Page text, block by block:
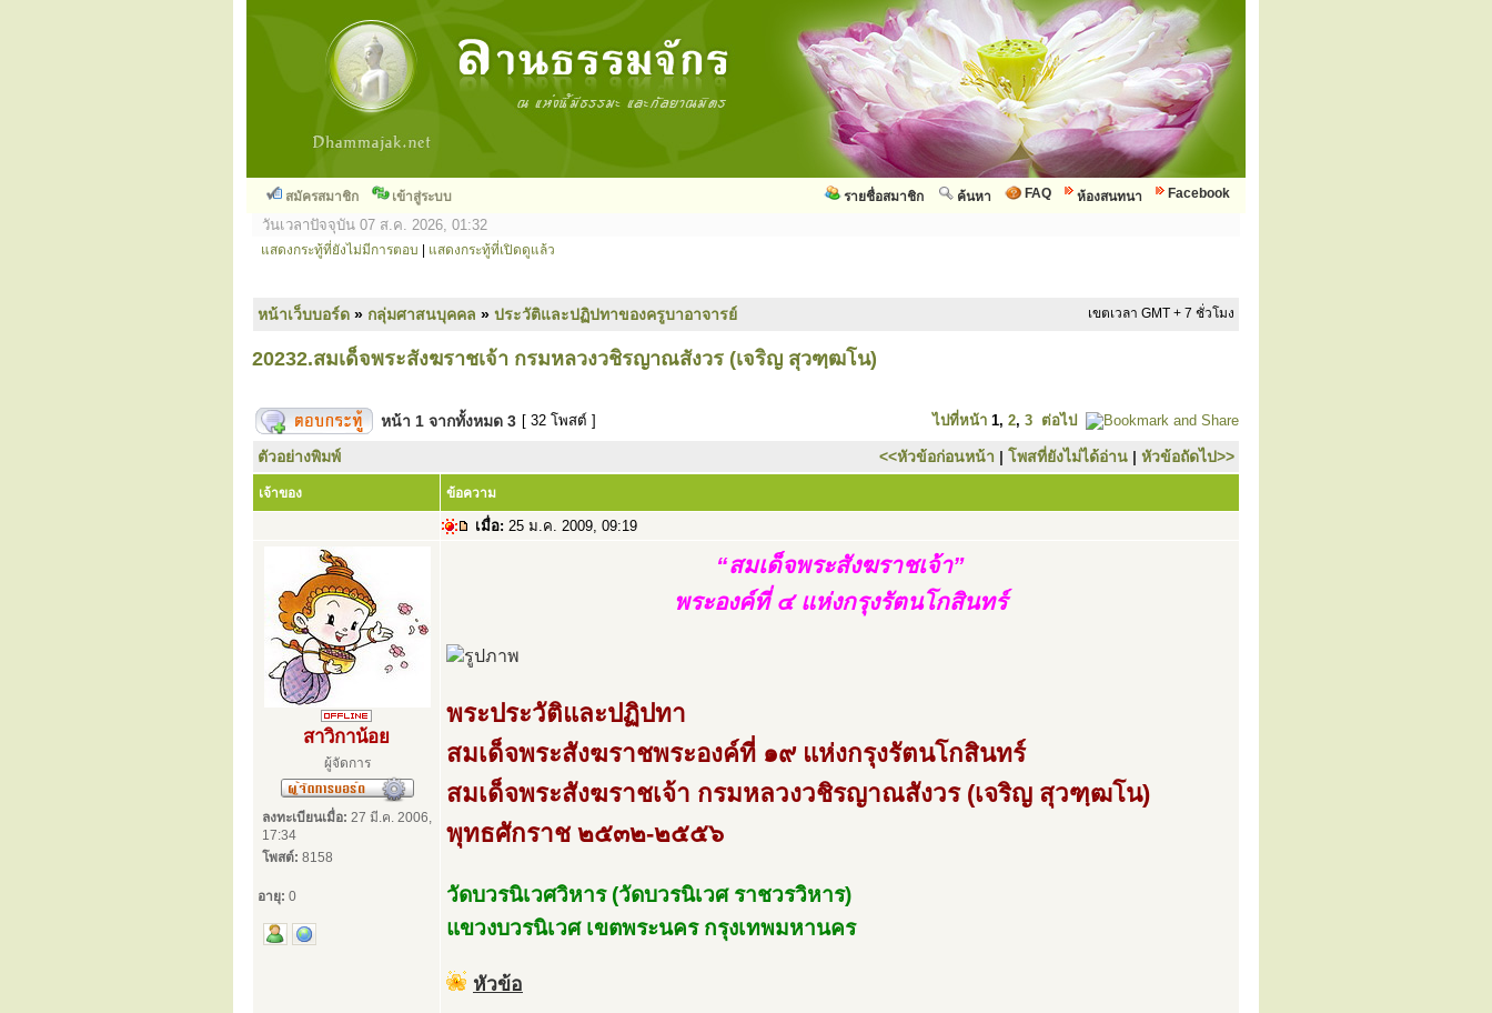
สมัครสมาชิก เข้าสู่ระบบ Facebook
ห้องสนทนา
FAQ
ค้นหา
รายชื่อสมาชิก
วันเวลาปัจจุบัน 07 ส.ค. 2026, 01:32
แสดงกระทู้ที่ยังไม่มีการตอบ แสดงกระทู้ที่เปิดดูแล้ว
หน้าเว็บบอร์ด » กลุ่มศาสนบุคคล » ประวัติและปฏิปทาของครูบาอาจารย์ เขตเวลา GMT + 7 ชั่วโมง
20232.สมเด็จพระสังฆราชเจ้า กรมหลวงวชิรญาณสังวร (เจริญ สุวฑฺฒโน)
หน้า 1 จากทั้งหมด 3 [ 32 โพสต์ ] ไปที่หน้า 1, 2, 3 ต่อไป
ตัวอย่างพิมพ์ <<หัวข้อก่อนหน้า | โพสที่ยังไม่ได้อ่าน | หัวข้อถัดไป>>
เจ้าของ ข้อความ
เมื่อ: 25 ม.ค. 2009, 09:19
สาวิกาน้อย
ผู้จัดการ
ลงทะเบียนเมื่อ: 27 มี.ค. 2006,
17:34
โพสต์: 8158
อายุ: 0
“สมเด็จพระสังฆราชเจ้า”
พระองค์ที่ ๔ แห่งกรุงรัตนโกสินทร์
พระประวัติและปฏิปทา
สมเด็จพระสังฆราชพระองค์ที่ ๑๙ แห่งกรุงรัตนโกสินทร์
สมเด็จพระสังฆราชเจ้า กรมหลวงวชิรญาณสังวร (เจริญ สุวฑฺฒโน)
พุทธศักราช ๒๕๓๒-๒๕๕๖
วัดบวรนิเวศวิหาร (วัดบวรนิเวศ ราชวรวิหาร)
แขวงบวรนิเวศ เขตพระนคร กรุงเทพมหานคร
หัวข้อ